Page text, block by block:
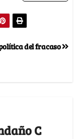
del fracaso
C